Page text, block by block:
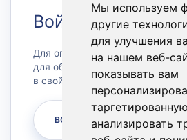
Мы используем
другие
для улучшения
на нашем веб-
показывать вам
анализировать
Войти в Личный
Для оплаты счетов или заказа
для обращения в техническую
в свой личный кабинет.
ВОЙТИ